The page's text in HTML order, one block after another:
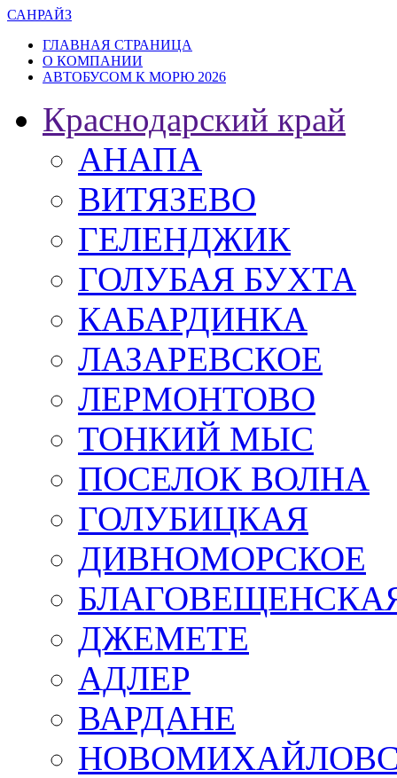
САНРАЙЗ
ГЛАВНАЯ СТРАНИЦА
О КОМПАНИИ
АВТОБУСОМ К МОРЮ 2026
Краснодарский край
АНАПА
ВИТЯЗЕВО
ГЕЛЕНДЖИК
ГОЛУБАЯ БУХТА
КАБАРДИНКА
ЛАЗАРЕВСКОЕ
ЛЕРМОНТОВО
ТОНКИЙ МЫС
ПОСЕЛОК ВОЛНА
ГОЛУБИЦКАЯ
ДИВНОМОРСКОЕ
ДЖЕМЕТЕ
АДЛЕР
ВАРДАНЕ